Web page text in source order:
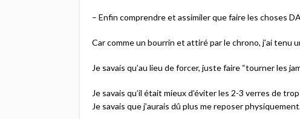
– Enfin comprendre et assimiler que faire les choses
Car comme un bourrin et attiré par le chrono, j’ai tenu
Je savais qu’au lieu de forcer, juste faire “tourner les
Je savais qu’il était mieux d’éviter les 2-3 verres de
Je savais que j’aurais dû plus me reposer